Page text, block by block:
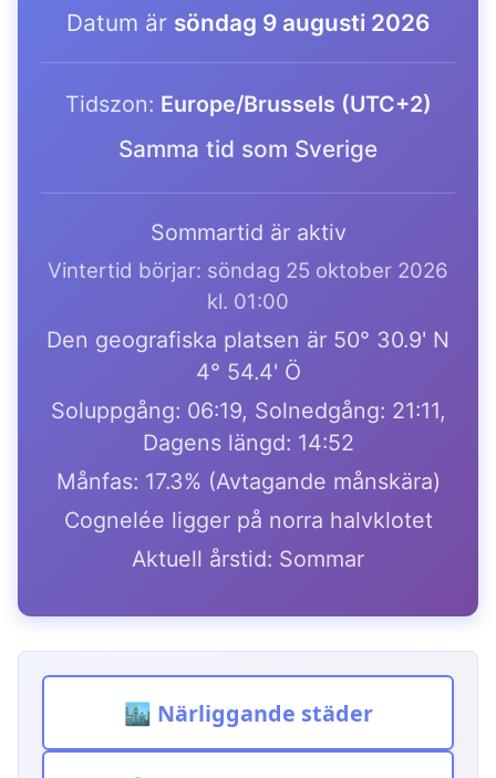
Datum är söndag 9 augusti 2026
Tidszon: Europe/Brussels (UTC+2)
Samma tid som Sverige
Sommartid är aktiv
Vintertid börjar: söndag 25 oktober 2026
kl. 01:00
Den geografiska platsen är 50° 30.9' N
4° 54.4' Ö
Soluppgång: 06:19, Solnedgång: 21:11,
Dagens längd: 14:52
Månfas: 17.3% (Avtagande månskära)
Cognelée ligger på norra halvklotet
Aktuell årstid: Sommar
🏙️ Närliggande städer